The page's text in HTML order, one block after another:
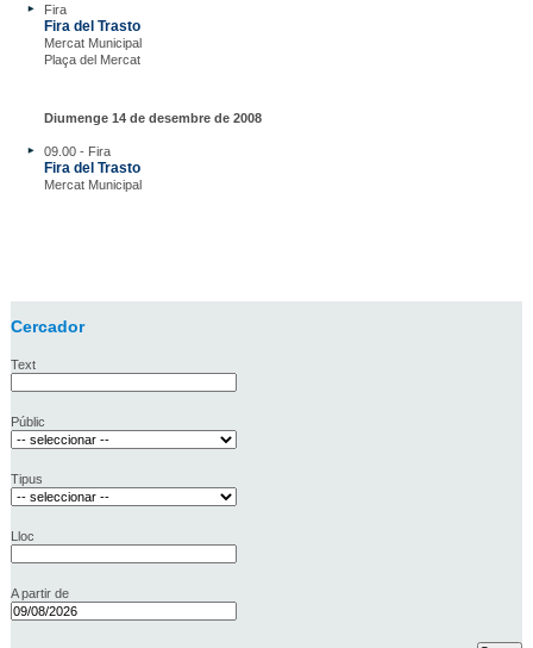
Fira
Fira del Trasto
Mercat Municipal
Plaça del Mercat
Diumenge 14 de desembre de 2008
09.00 - Fira
Fira del Trasto
Mercat Municipal
Cercador
Text
Públic
Tipus
Lloc
A partir de